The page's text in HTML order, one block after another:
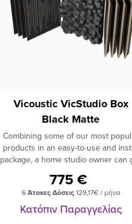
Vicoustic VicStudio Box
Black Matte
Combining some of our most
products in an easy-to-use and
package, a home studio owner can
studio that will sound great and look
even better. Depending on the goals
or the available budget for the room
you may acquire one or several
775 €
6Άτοκες Δόσεις129,17€ / μήνα
Κατόπιν Παραγγελίας